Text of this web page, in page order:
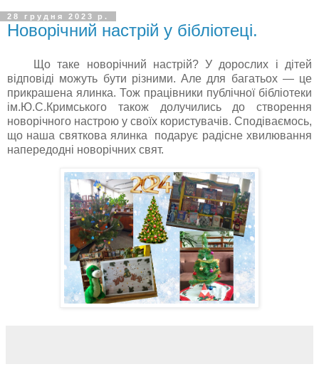
28 грудня 2023 р.
Новорічний настрій у бібліотеці.
Що таке новорічний настрій? У дорослих і дітей
відповіді можуть бути різними. Але для багатьох — це
прикрашена ялинка. Тож працівники публічної бібліотеки
ім.Ю.С.Кримського також долучились до створення
новорічного настрою у своїх користувачів. Сподіваємось,
що наша святкова ялинка подарує радісне хвилювання
напередодні новорічних свят.